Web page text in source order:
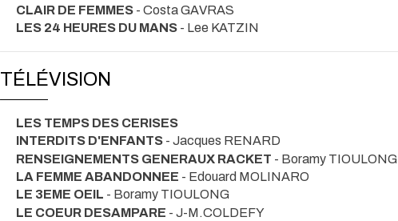
CLAIR DE FEMMES - Costa GAVRAS
LES 24 HEURES DU MANS - Lee KATZIN
TÉLÉVISION
LES TEMPS DES CERISES
INTERDITS D'ENFANTS - Jacques RENARD
RENSEIGNEMENTS GENERAUX RACKET - Boramy TIOULONG
LA FEMME ABANDONNEE - Edouard MOLINARO
LE 3EME OEIL - Boramy TIOULONG
LE COEUR DESAMPARE - J-M.COLDEFY